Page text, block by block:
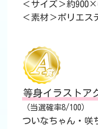
＜サイズ＞約
＜素材＞ポリエス
等身イラストア
（当選確率8/100）
ついなちゃん・咲